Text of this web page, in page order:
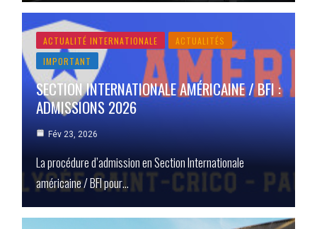
ACTUALITÉ INTERNATIONALE
ACTUALITÉS
IMPORTANT
SECTION INTERNATIONALE AMÉRICAINE / BFI :
ADMISSIONS 2026
Fév 23, 2026
La procédure d’admission en Section Internationale
américaine / BFI pour…